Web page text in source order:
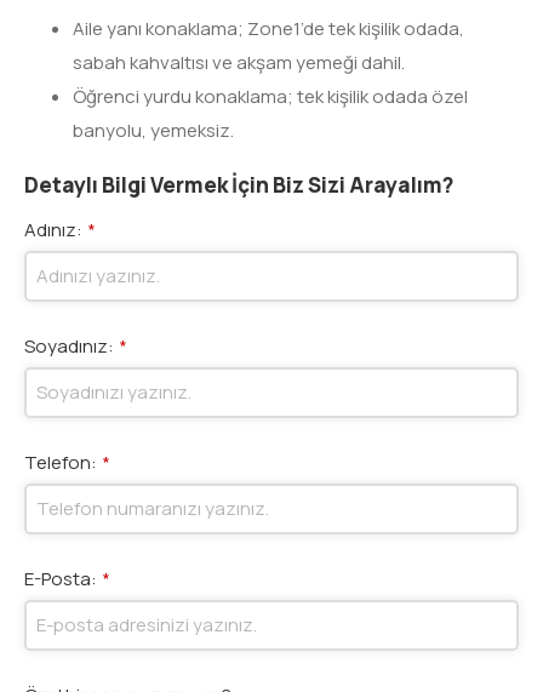
Aile yanı konaklama; Zone1’de tek kişilik odada,
sabah kahvaltısı ve akşam yemeği dahil.
Öğrenci yurdu konaklama; tek kişilik odada özel
banyolu, yemeksiz.
Detaylı Bilgi Vermek İçin Biz Sizi Arayalım?
Adınız: *
Soyadınız: *
Telefon: *
E-Posta: *